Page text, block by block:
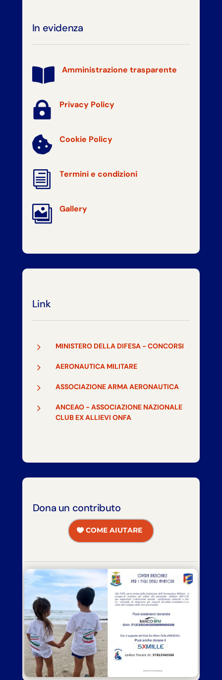
In evidenza
 Amministrazione trasparente
 Privacy Policy
 Cookie Policy
i Termini e condizioni
 Gallery
Link
5 MINISTERO DELLA DIFESA - CONCORSI
5 AERONAUTICA MILITARE
5 ASSOCIAZIONE ARMA AERONAUTICA
5
ANCEAO - ASSOCIAZIONE NAZIONALE
CLUB EX ALLIEVI ONFA
Dona un contributo
COME AIUTARE